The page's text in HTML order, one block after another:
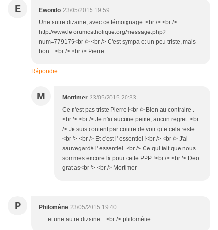
E Ewondo 23/05/2015 19:59
Une autre dizaine, avec ce témoignage :<br /> <br />
http://www.leforumcatholique.org/message.php?
num=779175<br /> <br /> C'est sympa et un peu triste, mais
bon ...<br /> <br /> Pierre.
Répondre
M Mortimer 23/05/2015 20:33
Ce n'est pas triste Pierre !<br /> Bien au contraire .
<br /> <br /> Je n'ai aucune peine, aucun regret .<br
/> Je suis content par contre de voir que cela reste ...
<br /> <br /> Et c'est l' essentiel !<br /> <br /> J'ai
sauvegardé l' essentiel .<br /> Ce qui fait que nous
sommes encore là pour cette PPP !<br /> <br /> Deo
gratias<br /> <br /> Mortimer
P Philomène 23/05/2015 19:40
..... et une autre dizaine....<br /> philomène